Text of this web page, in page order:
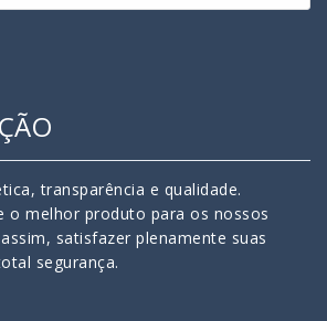
transparência e qualidade.
o melhor produto para os nossos
satisfazer plenamente suas
segurança.